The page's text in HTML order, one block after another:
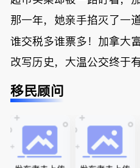
那一年，她亲手掐灭了一
谁交税多谁票多！加拿大
改写历史，大温公交终于有
移民顾问